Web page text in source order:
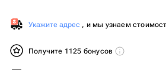
Укажите адрес , и мы узнаем
Получите 1125 бонусов